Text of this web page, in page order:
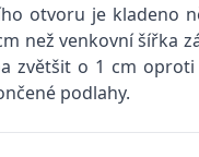
otvoru je kladeno
než venkovní šířka
zvětšit o 1 cm
podlahy.